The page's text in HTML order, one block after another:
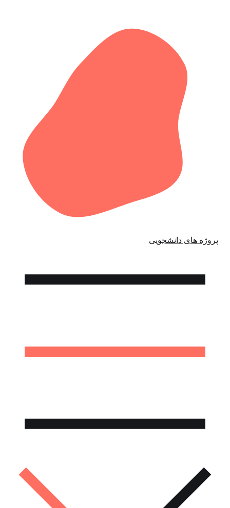
پروژه های دانشجویی